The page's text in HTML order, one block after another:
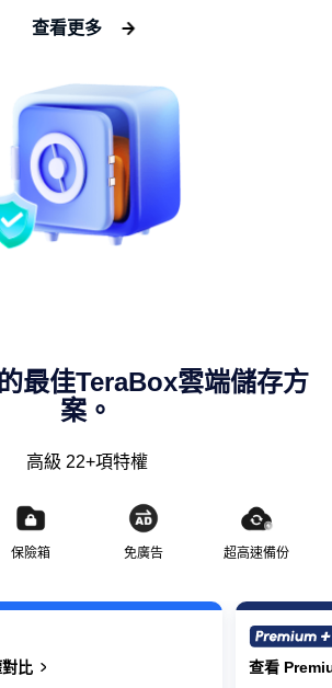
查看更多
最佳TeraBox雲端儲存方
案。
高級 22+項特權
保險箱 免廣告 超高速備份
比
比 查看
查看